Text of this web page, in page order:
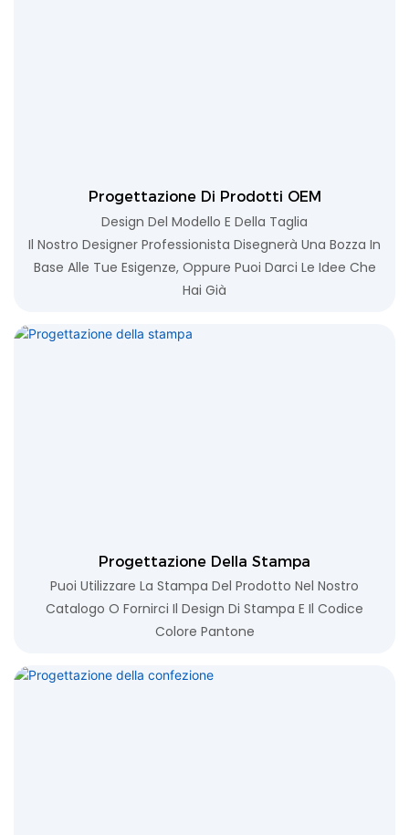
Progettazione Di Prodotti OEM
Design Del Modello E Della Taglia
Il Nostro Designer Professionista Disegnerà Una Bozza In
Base Alle Tue Esigenze, Oppure Puoi Darci Le Idee Che
Hai Già
Progettazione Della Stampa
Puoi Utilizzare La Stampa Del Prodotto Nel Nostro
Catalogo O Fornirci Il Design Di Stampa E Il Codice
Colore Pantone